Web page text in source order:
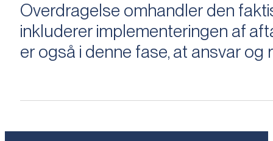
Overdragelse omhandler den
inkluderer implementeringen af
er også i denne fase, at ansvar